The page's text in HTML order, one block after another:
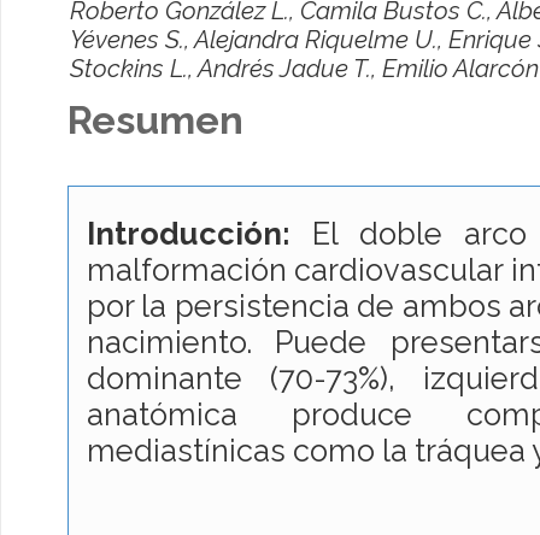
Roberto González L., Camila Bustos C.,
Yévenes S., Alejandra Riquelme U.,
Stockins L., Andrés Jadue T., Emilio
Resumen
Introducción: El doble arco
malformación cardiovascular
por la persistencia de ambos
nacimiento. Puede
dominante (70-73%),
anatómica produce
mediastínicas como la tráquea